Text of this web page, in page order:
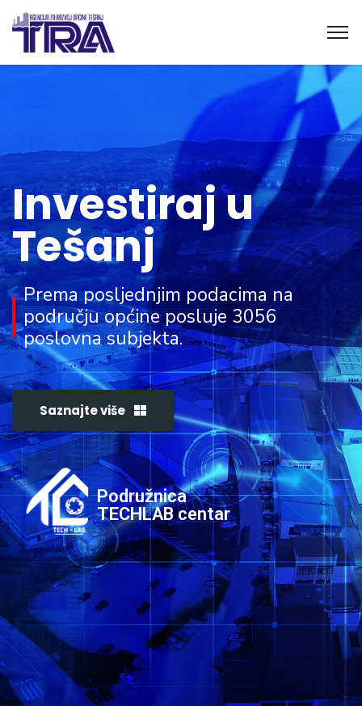
Investiraj u
Tešanj
Prema posljednjim podacima na
području općine posluje 3056
poslovna subjekta.
Saznajte više
Podružnica
TECHLAB centar